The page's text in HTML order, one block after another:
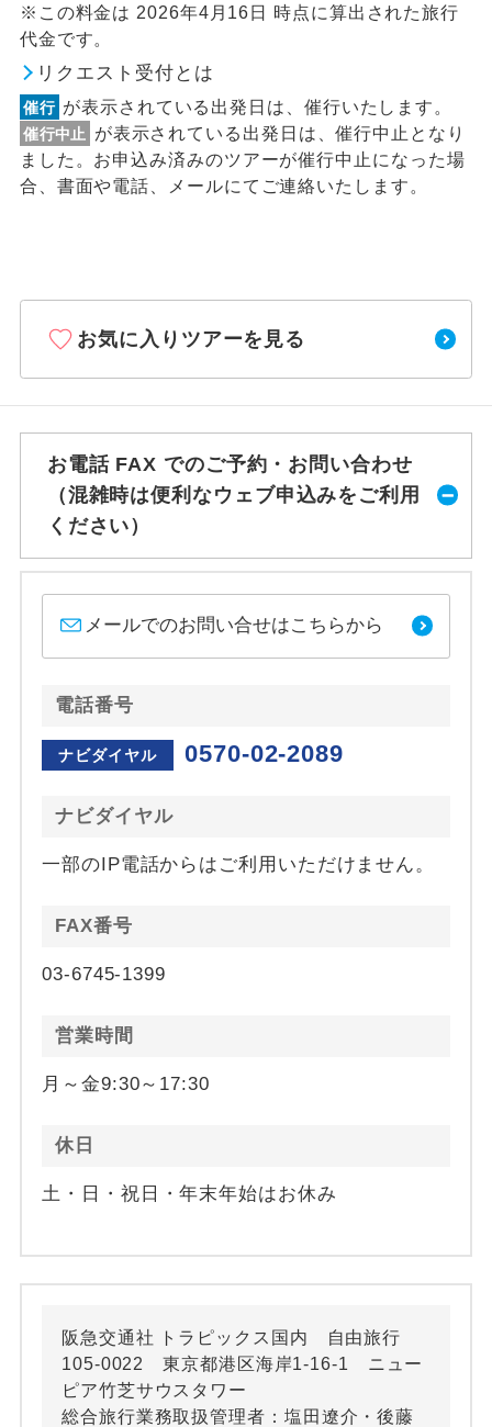
※この料金は 2026年4月16日 時点に算出された旅行
代金です。
リクエスト受付とは
催行 が表示されている出発日は、催行いたします。
催行中止
が表示されている出発日は、催行中止となり
ました。お申込み済みのツアーが催行中止になった場
合、書面や電話、メールにてご連絡いたします。
お気に入りツアーを見る
お電話 FAX でのご予約・お問い合わせ
（混雑時は便利なウェブ申込みをご利用
ください）
メールでのお問い合せはこちらから
電話番号
ナビダイヤル 0570-02-2089
ナビダイヤル
一部のIP電話からはご利用いただけません。
FAX番号
03-6745-1399
営業時間
月～金9:30～17:30
休日
土・日・祝日・年末年始はお休み
阪急交通社 トラピックス国内 自由旅行
105-0022 東京都港区海岸1-16-1 ニュー
ピア竹芝サウスタワー
総合旅行業務取扱管理者：塩田遼介・後藤